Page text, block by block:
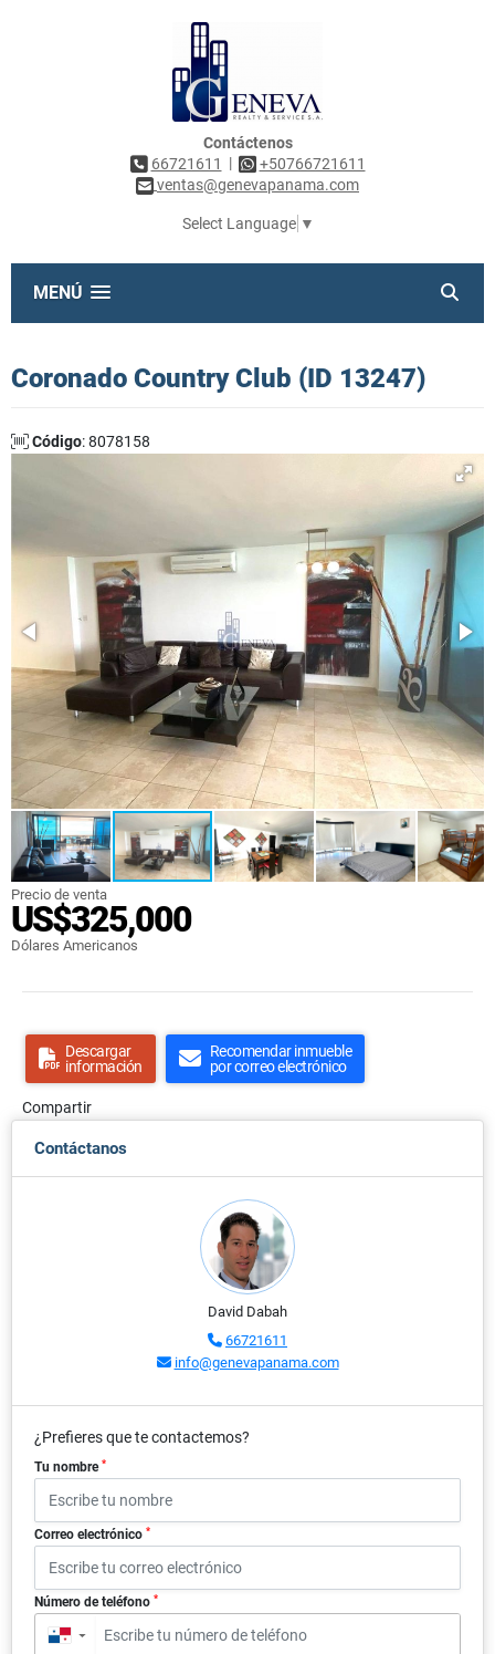
Contáctenos
66721611
|
+50766721611
ventas@genevapanama.com
Select Language ▼
MENÚ
Coronado Country Club (ID 13247)
Código: 8078158
Precio de venta
US$325,000
Dólares Americanos
Descargar
información
Recomendar inmueble
por correo electrónico
Compartir
Contáctanos
David Dabah
66721611
info@genevapanama.com
¿Prefieres que te contactemos?
Tu nombre *
Correo electrónico *
Número de teléfono *
▼